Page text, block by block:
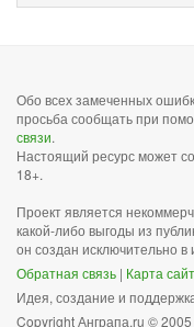
Обо всех замеченных
просьба сообщать при
связи.
Настоящий ресурс может
18+.
Проект является
какой-либо выгоды из
он создан исключительно
Обратная связь | Карта
Идея, создание и
Copyright Анграпа.ru © 2005